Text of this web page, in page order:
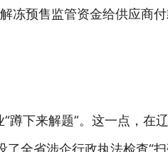
冻预售监管资金给供应商
下来解题”。这一点，在
全省涉企行政执法检查“